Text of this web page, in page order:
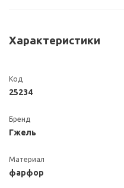
Характеристики
Код
25234
Бренд
Гжель
Материал
фарфор